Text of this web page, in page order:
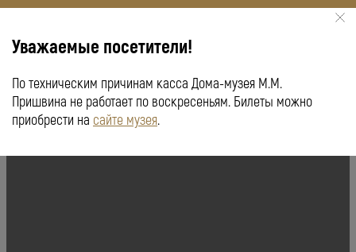
КУПИТЬ БИЛЕТ ПУШКИНСКАЯ КАРТА
Уважаемые посетители!
По техническим причинам касса Дома-музея М.М.
Пришвина не работает по воскресеньям. Билеты можно
приобрести на сайте музея.